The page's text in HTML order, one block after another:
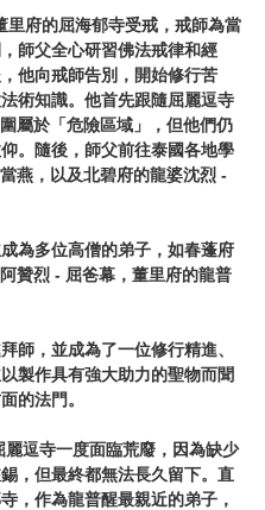
府的屈海郁寺受戒，戒師為當
師父全心研習佛法戒律和經
他向戒師告別，開始修行苦
術知識。他首先跟隨屈麗逗寺
屬於「危險區域」，但他們仍
。隨後，師父前往泰國各地學
燕，以及北碧府的龍婆沈烈 -
為多位高僧的弟子，如春蓬府
贊烈 - 屈爸幕，董里府的龍普
師，並成為了一位修行精進、
製作具有強大助力的聖物而聞
的法門。
逗寺一度面臨荒廢，因為缺少
，但最終都無法長久留下。直
，作為龍普醒最親近的弟子，